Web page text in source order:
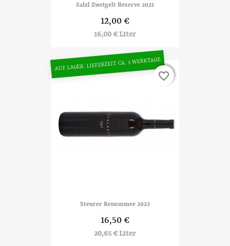
Salzl Zweigelt Reserve 2021
12,00 €
16,00 € Liter
Steurer Renommee 2023
16,50 €
20,65 € Liter
AUF LAGER. LIEFERZEIT CA. 3 WERKTAGE
favorite_border
favorite_border